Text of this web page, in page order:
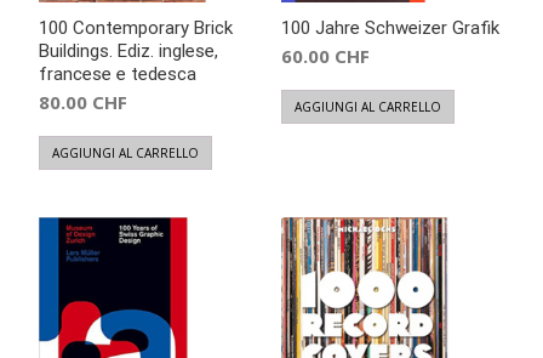
100 Contemporary Brick
Buildings. Ediz. inglese,
francese e tedesca
80.00 CHF
AGGIUNGI AL CARRELLO
100 Jahre Schweizer Grafik
60.00 CHF
AGGIUNGI AL CARRELLO